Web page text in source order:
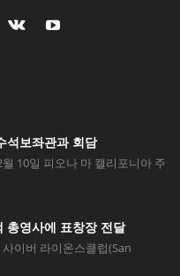
석보좌관과 회담
10일 피오나 마 캘리포니아 주
총영사에 표창장 전달
이버 라이온스클럽(San